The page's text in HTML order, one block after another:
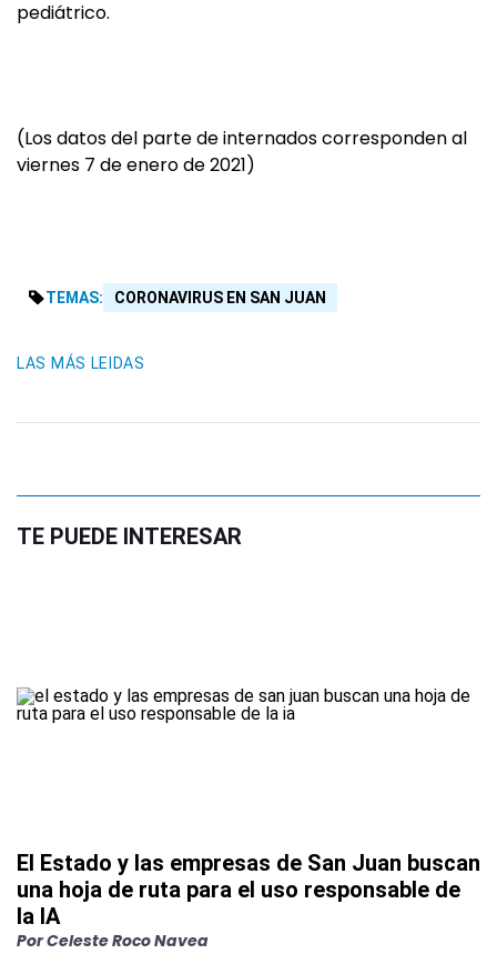
pediátrico.
(Los datos del parte de internados corresponden al
viernes 7 de enero de 2021)
TEMAS: CORONAVIRUS EN SAN JUAN
LAS MÁS LEIDAS
TE PUEDE INTERESAR
El Estado y las empresas de San Juan buscan
una hoja de ruta para el uso responsable de
la IA
PorCeleste Roco Navea